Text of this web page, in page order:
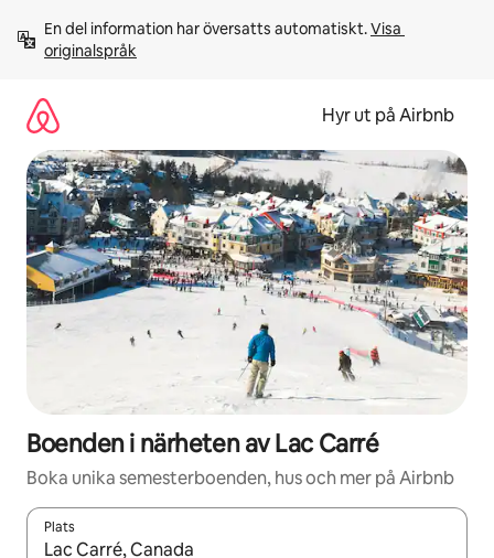
innehåll
En del information har översatts automatiskt. Visa
originalspråk
Hyr ut på Airbnb
Boenden i närheten av Lac Carré
Boka unika semesterboenden, hus och mer på Airbnb
Plats
När resultaten är tillgängliga kan du navigera med upp- och